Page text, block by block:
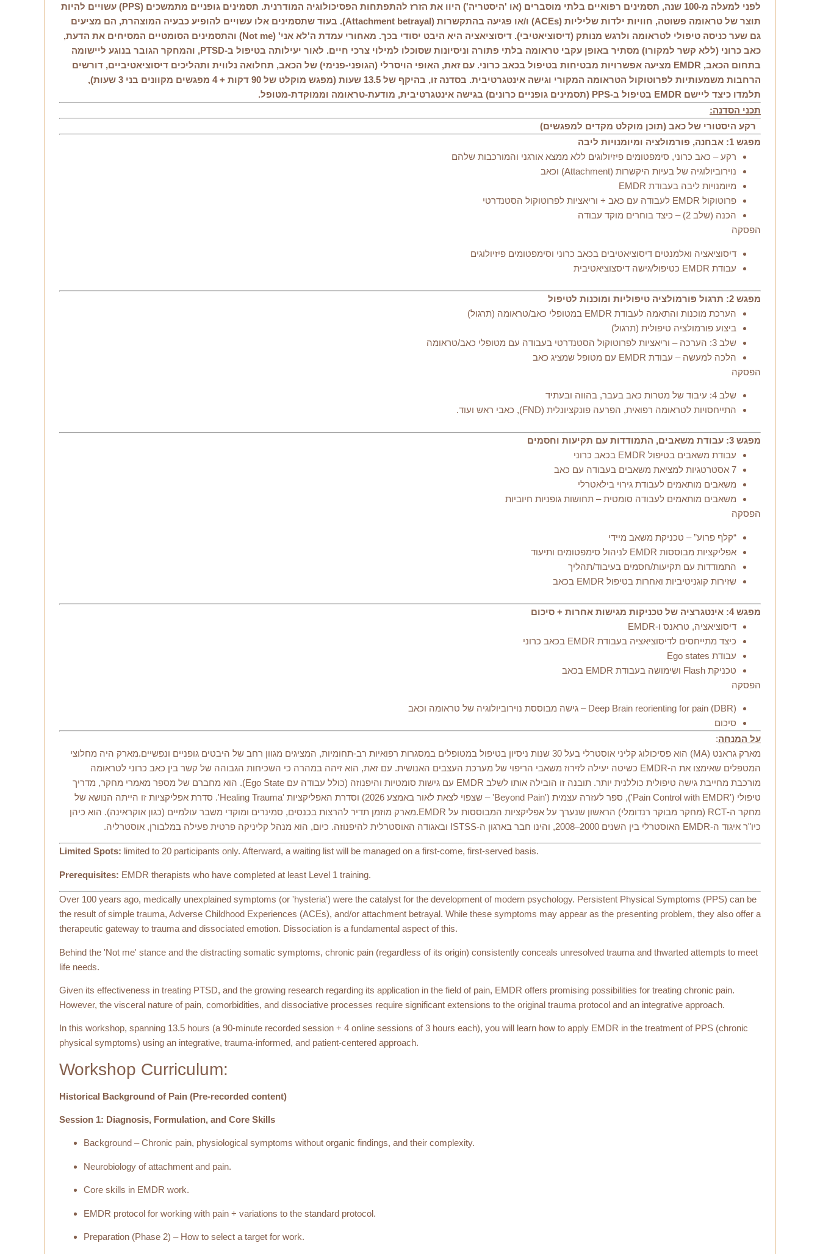
לפני למעלה מ-100 שנה, תסמינים רפואיים בלתי מוסברים (או 'היסטריה') היוו את הזרז להתפתחות הפסיכולוגיה המודרנית. תסמינים גופניים מתמשכים (PPS) עשויים להיות
תוצר של טראומה פשוטה, חוויות ילדות שליליות (ACEs) ו/או פגיעה בהתקשרות (Attachment betrayal). בעוד שתסמינים אלו עשויים להופיע כבעיה המוצהרת, הם מציעים
גם שער כניסה טיפולי לטראומה ולרגש מנותק (דיסוציאטיבי). דיסוציאציה היא היבט יסודי בכך. מאחורי עמדת ה'לא אני' (Not me) והתסמינים הסומטיים המסיחים את הדעת,
כאב כרוני (ללא קשר למקורו) מסתיר באופן עקבי טראומה בלתי פתורה וניסיונות שסוכלו למילוי צרכי חיים.
לאור יעילותה בטיפול ב-PTSD, והמחקר הגובר בנוגע ליישומה
בתחום הכאב, EMDR מציעה אפשרויות מבטיחות בטיפול בכאב כרוני. עם זאת, האופי הויסרלי (הגופני-פנימי) של הכאב, תחלואה נלווית ותהליכים דיסוציאטיביים, דורשים
הרחבות משמעותיות לפרוטוקול הטראומה המקורי וגישה אינטגרטיבית.
בסדנה זו, בהיקף של 13.5 שעות (מפגש מוקלט של 90 דקות + 4 מפגשים מקוונים בני 3 שעות),
תלמדו כיצד ליישם EMDR בטיפול ב-PPS (תסמינים גופניים כרונים) בגישה אינטגרטיבית, מודעת-טראומה וממוקדת-מטופל.
תכני הסדנה:
רקע היסטורי של כאב (תוכן מוקלט מקדים למפגשים)
מפגש 1: אבחנה, פורמולציה ומיומנויות ליבה
רקע – כאב כרוני, סימפטומים פיזיולוגים ללא ממצא אורגני והמורכבות שלהם
נוירוביולוגיה של בעיות היקשרות (Attachment) וכאב
מיומנויות ליבה בעבודת EMDR
פרוטוקול EMDR לעבודה עם כאב + וריאציות לפרוטוקול הסטנדרטי
הכנה (שלב 2) – כיצד בוחרים מוקד עבודה
הפסקה
דיסוציאציה ואלמנטים דיסוציאטיבים בכאב כרוני וסימפטומים פיזיולוגים
עבודת EMDR כטיפול/גישה דיסצוציאטיבית
מפגש 2: תרגול פורמולציה טיפוליות ומוכנות לטיפול
הערכת מוכנות והתאמה לעבודת EMDR במטופלי כאב/טראומה (תרגול)
ביצוע פורמולציה טיפולית (תרגול)
שלב 3: הערכה – וריאציות לפרוטוקול הסטנדרטי בעבודה עם מטופלי כאב/טראומה
הלכה למעשה – עבודת EMDR עם מטופל שמציג כאב
הפסקה
שלב 4: עיבוד של מטרות כאב בעבר, בהווה ובעתיד
התייחסויות לטראומה רפואית, הפרעה פונקציונלית (FND), כאבי ראש ועוד.
מפגש 3: עבודת משאבים, התמודדות עם תקיעות וחסמים
עבודת משאבים בטיפול EMDR בכאב כרוני
7 אסטרטגיות למציאת משאבים בעבודה עם כאב
משאבים מותאמים לעבודת גירוי בילאטרלי
משאבים מותאמים לעבודה סומטית – תחושות גופניות חיוביות
הפסקה
“קלף פרוע” – טכניקת משאב מיידי
אפליקציות מבוססות EMDR לניהול סימפטומים ותיעוד
התמודדות עם תקיעות/חסמים בעיבוד/תהליך
שזירות קוגניטיביות ואחרות בטיפול EMDR בכאב
מפגש 4: אינטגרציה של טכניקות מגישות אחרות + סיכום
דיסוציאציה, טראנס ו-EMDR
כיצד מתייחסים לדיסוציאציה בעבודת EMDR בכאב כרוני
עבודת Ego states
טכניקת Flash ושימושה בעבודת EMDR בכאב
הפסקה
Deep Brain reorienting for pain (DBR) – גישה מבוססת נוירוביולוגיה של טראומה וכאב
סיכום
על המנחה:
מארק גראנט (MA) הוא פסיכולוג קליני אוסטרלי בעל 30 שנות ניסיון בטיפול במטופלים במסגרות רפואיות רב-תחומיות, המציגים מגוון רחב של היבטים גופניים ונפשיים.מארק היה מחלוצי
המטפלים שאימצו את ה-EMDR כשיטה יעילה לזירוז משאבי הריפוי של מערכת העצבים האנושית. עם זאת, הוא זיהה במהרה כי השכיחות הגבוהה של קשר בין כאב כרוני לטראומה
מורכבת מחייבת גישה טיפולית כוללנית יותר. תובנה זו הובילה אותו לשלב EMDR עם גישות סומטיות והיפנוזה (כולל עבודה עם Ego State). הוא מחברם של מספר מאמרי מחקר, מדריך
טיפולי ('Pain Control with EMDR'), ספר לעזרה עצמית ('Beyond Pain' – שצפוי לצאת לאור באמצע 2026) וסדרת האפליקציות 'Healing Trauma'. סדרת אפליקציות זו הייתה הנושא של
מחקר ה-RCT (מחקר מבוקר רנדומלי) הראשון שנערך על אפליקציות המבוססות על EMDR.מארק מוזמן תדיר להרצות בכנסים, סמינרים ומוקדי משבר עולמיים (כגון אוקראינה). הוא כיהן
כיו"ר איגוד ה-EMDR האוסטרלי בין השנים 2000–2008, והינו חבר בארגון ה-ISTSS ובאגודה האוסטרלית להיפנוזה. כיום, הוא מנהל קליניקה פרטית פעילה במלבורן, אוסטרליה.
Limited Spots: limited to 20 participants only. Afterward, a waiting list will be managed on a first-come, first-served basis.
Prerequisites: EMDR therapists who have completed at least Level 1 training.
Over 100 years ago, medically unexplained symptoms (or 'hysteria') were the catalyst for the development of modern psychology. Persistent Physical Symptoms (PPS) can be
the result of simple trauma, Adverse Childhood Experiences (ACEs), and/or attachment betrayal. While these symptoms may appear as the presenting problem, they also offer a
therapeutic gateway to trauma and dissociated emotion. Dissociation is a fundamental aspect of this.
Behind the 'Not me' stance and the distracting somatic symptoms, chronic pain (regardless of its origin) consistently conceals unresolved trauma and thwarted attempts to meet
life needs.
Given its effectiveness in treating PTSD, and the growing research regarding its application in the field of pain, EMDR offers promising possibilities for treating chronic pain.
However, the visceral nature of pain, comorbidities, and dissociative processes require significant extensions to the original trauma protocol and an integrative approach.
In this workshop, spanning 13.5 hours (a 90-minute recorded session + 4 online sessions of 3 hours each), you will learn how to apply EMDR in the treatment of PPS (chronic
physical symptoms) using an integrative, trauma-informed, and patient-centered approach.
Workshop Curriculum:
Historical Background of Pain (Pre-recorded content)
Session 1: Diagnosis, Formulation, and Core Skills
Background – Chronic pain, physiological symptoms without organic findings, and their complexity.
Neurobiology of attachment and pain.
Core skills in EMDR work.
EMDR protocol for working with pain + variations to the standard protocol.
Preparation (Phase 2) – How to select a target for work.